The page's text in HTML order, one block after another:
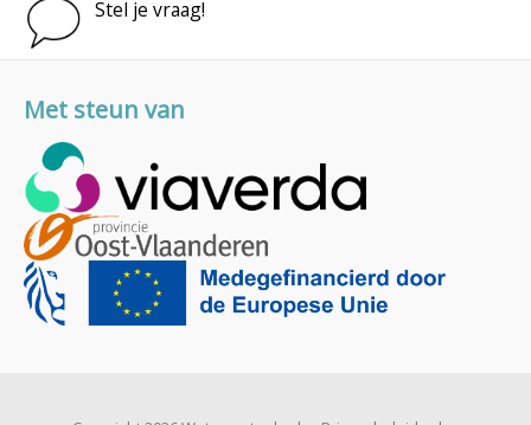
Stel je vraag!
Met steun van